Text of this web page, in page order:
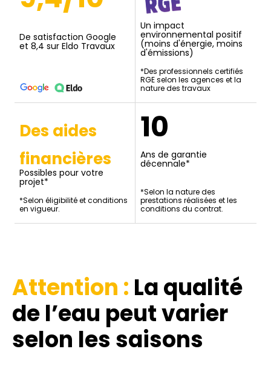
De satisfaction Google
et 8,4 sur Eldo Travaux
Un impact
environnemental positif
(moins d'énergie, moins
d'émissions)
*Des professionnels certifiés
RGE selon les agences et la
nature des travaux
Des aides
financières
Possibles pour votre
projet*
*Selon éligibilité et conditions
en vigueur.
10
Ans de garantie
décennale*
*Selon la nature des
prestations réalisées et les
conditions du contrat.
Attention : La qualité
de l’eau peut varier
selon les saisons